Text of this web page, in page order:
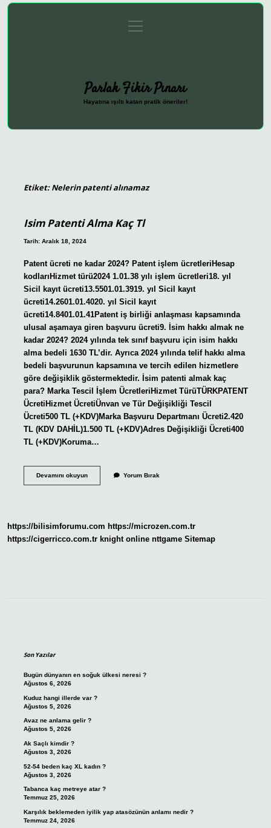
Gizlilik Politikası
menüyü
aç
Parlak Fikir Pınarı
Hayatına ışıltı katan pratik öneriler!
Etiket:Nelerin patenti alınamaz
Isim Patenti Alma Kaç Tl
Tarih: Aralık 18, 2024
Patent ücreti ne kadar 2024? Patent işlem ücretleriHesap
kodlarıHizmet türü2024 1.01.38 yılı işlem ücretleri18. yıl
Sicil kayıt ücreti13.5501.01.3919. yıl Sicil kayıt
ücreti14.2601.01.4020. yıl Sicil kayıt
ücreti14.8401.01.41Patent iş birliği anlaşması kapsamında
ulusal aşamaya giren başvuru ücreti9. İsim hakkı almak ne
kadar 2024? 2024 yılında tek sınıf başvuru için isim hakkı
alma bedeli 1630 TL’dir. Ayrıca 2024 yılında telif hakkı alma
bedeli başvurunun kapsamına ve tercih edilen hizmetlere
göre değişiklik göstermektedir. İsim patenti almak kaç
para? Marka Tescil İşlem ÜcretleriHizmet TürüTÜRKPATENT
ÜcretiHizmet ÜcretiÜnvan ve Tür Değişikliği Tescil
Ücreti500 TL (+KDV)Marka Başvuru Departmanı Ücreti2.420
TL (KDV DAHİL)1.500 TL (+KDV)Adres Değişikliği Ücreti400
TL (+KDV)Koruma…
Devamını okuyunIsim
Yorum Bırak
https://bilisimforumu.com https://microzen.com.tr
https://cigerricco.com.tr knight online nttgame Sitemap
Son Yazılar
Bugün dünyanın en soğuk ülkesi neresi ?
Ağustos 6, 2026
Kuduz hangi illerde var ?
Ağustos 5, 2026
Avaz ne anlama gelir ?
Ağustos 5, 2026
Ak Saçlı kimdir ?
Ağustos 3, 2026
52-54 beden kaç XL kadın ?
Ağustos 3, 2026
Tabanca kaç metreye atar ?
Temmuz 25, 2026
Karşılık beklemeden iyilik yap atasözünün anlamı nedir ?
Temmuz 24, 2026